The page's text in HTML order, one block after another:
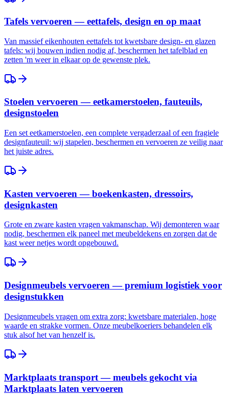
Tafels vervoeren — eettafels, design en op maat
Van massief eikenhouten eettafels tot kwetsbare design- en glazen
tafels: wij bouwen indien nodig af, beschermen het tafelblad en
zetten 'm weer in elkaar op de gewenste plek.
Stoelen vervoeren — eetkamerstoelen, fauteuils,
designstoelen
Een set eetkamerstoelen, een complete vergaderzaal of een fragiele
designfauteuil: wij stapelen, beschermen en vervoeren ze veilig naar
het juiste adres.
Kasten vervoeren — boekenkasten, dressoirs,
designkasten
Grote en zware kasten vragen vakmanschap. Wij demonteren waar
nodig, beschermen elk paneel met meubeldekens en zorgen dat de
kast weer netjes wordt opgebouwd.
Designmeubels vervoeren — premium logistiek voor
designstukken
Designmeubels vragen om extra zorg: kwetsbare materialen, hoge
waarde en strakke vormen. Onze meubelkoeriers behandelen elk
stuk alsof het van henzelf is.
Marktplaats transport — meubels gekocht via
Marktplaats laten vervoeren